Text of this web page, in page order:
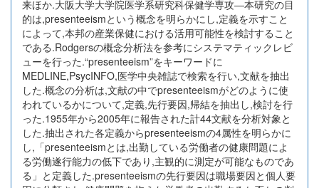
来ほか.大阪大学大学院医学系研究科保健学専攻―本研究の目
的は,presenteeismという概念を明らかにし,定義を示すこと
によって,本邦の産業保健における活用可能性を検討すること
である.Rodgersの概念分析法を参考にシステマティックレビ
ューを行った.“presenteeism”をキーワードに
MEDLINE,PsycINFO,医学中央雑誌で検索を行い,文献を抽出
した.概念の分析は,文献の中でpresenteeismがどのように使
われているかについて,定義,先行要因,帰結を抽出し,検討を行
った.1955年から2005年に報告された計44文献を分析対象と
した.抽出された各定義からpresenteeismの4属性を明らかに
し,「presenteeismとは,出勤している労働者の健康問題によ
る労働遂行能力の低下であり,主観的に測定が可能なものであ
る」と定義した.presenteeismの先行要因は職場要因と個人要